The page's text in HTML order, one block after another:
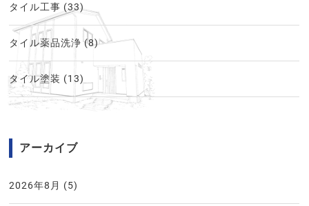
タイル工事 (33)
タイル薬品洗浄(8)
タイル塗装 (13)
アーカイブ
2026年8月 (5)